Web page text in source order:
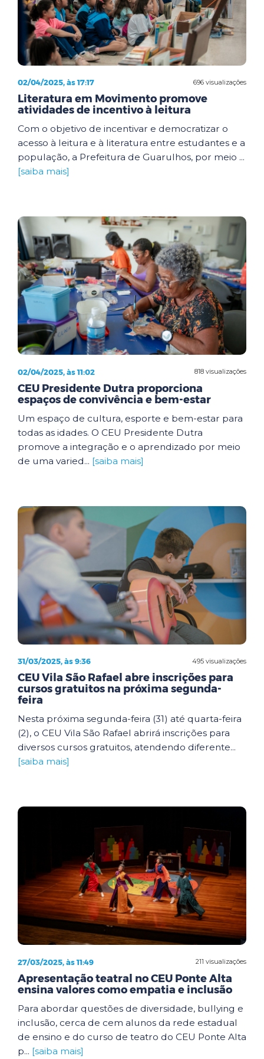
696 visualizações
02/04/2025, às 17:17
Literatura em Movimento promove
atividades de incentivo à leitura
Com o objetivo de incentivar e democratizar o
acesso à leitura e à literatura entre estudantes e a
população, a Prefeitura de Guarulhos, por meio ...
[saiba mais]
818 visualizações
02/04/2025, às 11:02
CEU Presidente Dutra proporciona
espaços de convivência e bem-estar
Um espaço de cultura, esporte e bem-estar para
todas as idades. O CEU Presidente Dutra
promove a integração e o aprendizado por meio
de uma varied... [saiba mais]
495 visualizações
31/03/2025, às 9:36
CEU Vila São Rafael abre inscrições para
cursos gratuitos na próxima segunda-
feira
Nesta próxima segunda-feira (31) até quarta-feira
(2), o CEU Vila São Rafael abrirá inscrições para
diversos cursos gratuitos, atendendo diferente...
[saiba mais]
211 visualizações
27/03/2025, às 11:49
Apresentação teatral no CEU Ponte Alta
ensina valores como empatia e inclusão
Para abordar questões de diversidade, bullying e
inclusão, cerca de cem alunos da rede estadual
de ensino e do curso de teatro do CEU Ponte Alta
p... [saiba mais]